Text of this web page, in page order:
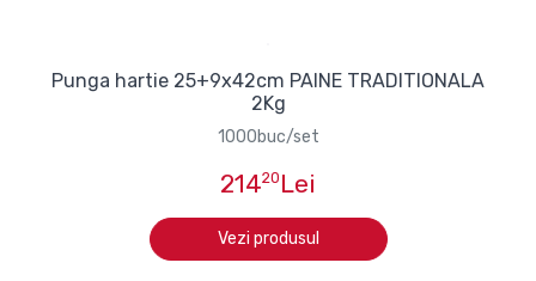
Punga hartie 25+9x42cm PAINE TRADITIONALA
2Kg
1000buc/set
21420 Lei
Vezi produsul